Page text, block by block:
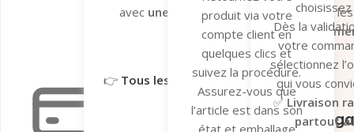
avec une couverture de 6 moiscontre les
réparation ou
Garantie du fabricant​ Garantie
👉 Tous les détails ici
Garantie légale
Garantie
produit via votre
compte client en
quelques clics et
suivez la procédure.
Assurez-vous que
l’article est dans son
état et emballage
choisissez
Dès la
votre
sélectionnez
qui vous
✅ Livraison
partout